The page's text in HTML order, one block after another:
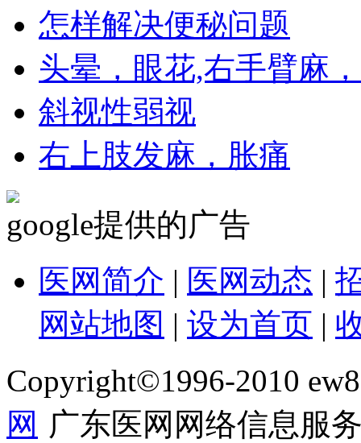
怎样解决便秘问题
头晕，眼花,右手臂麻
斜视性弱视
右上肢发麻，胀痛
google提供的广告
医网简介 | 医网动态 |
网站地图 | 设为首页 |
Copyright©1996-2010
网 广东医网网络信息服